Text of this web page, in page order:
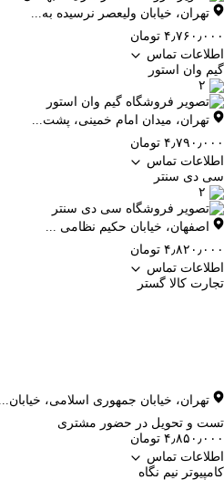
تهران، خیابان ولیعصر نرسیده به...
۴٫۷۶۰٫۰۰۰ تومان
اطلاعات تماس
گیم وان استور
۲
تهران، میدان امام خمینی، پشت...
۴٫۷۹۰٫۰۰۰ تومان
اطلاعات تماس
سی دی سنتر
۲
اصفهان، خیابان حکیم نظامی ...
۴٫۸۲۰٫۰۰۰ تومان
اطلاعات تماس
تجارت کالا گستر
تهران، خیابان جمهوری اسلامی، خیابان...
تست و تحویل در حضور مشتری
۴٫۸۵۰٫۰۰۰ تومان
اطلاعات تماس
کامپیوتر نیم نگاه